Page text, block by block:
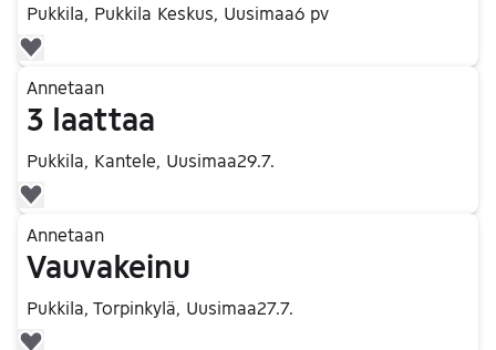
Pukkila, Pukkila Keskus, Uusimaa6 pv
Siirry ilmoitukseen
Annetaan
3 laattaa
Pukkila, Kantele, Uusimaa29.7.
Siirry ilmoitukseen
Annetaan
Vauvakeinu
Pukkila, Torpinkylä, Uusimaa27.7.